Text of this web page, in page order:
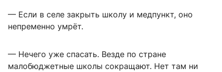
— Если в селе закрыть школу и медпункт, оно
непременно умрёт.
— Нечего уже спасать. Везде по стране
малобюджетные школы сокращают. Нет там ни